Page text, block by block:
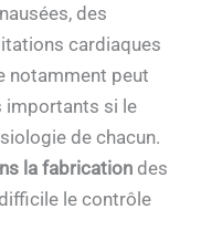
des
cardiaques
notamment peut
importants si le
de chacun.
la fabrication des
le contrôle